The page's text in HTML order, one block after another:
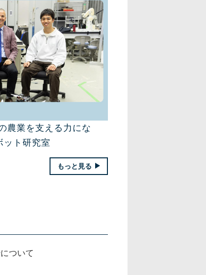
農業を支える力にな
ット研究室
もっと見る
ついて